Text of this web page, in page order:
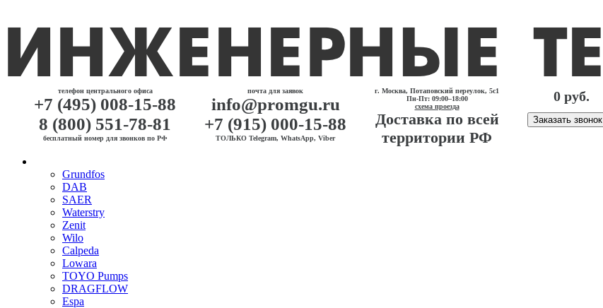
телефон центрального офиса
+7 (495) 008-15-88
8 (800) 551-78-81
бесплатный номер для звонков по РФ
почта для заявок
info@promgu.ru
+7 (915) 000-15-88
ТОЛЬКО Telegram, WhatsApp, Viber
г. Москва, Потаповский переулок, 5с1
Пн-Пт: 09:00–18:00
схема проезда
Доставка по всей
территории РФ
0 руб.
Заказать звонок
Grundfos
DAB
SAER
Waterstry
Zenit
Wilo
Calpeda
Lowara
TOYO Pumps
DRAGFLOW
Espa